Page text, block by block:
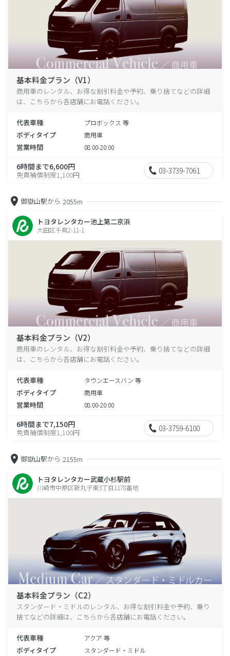
基本料金プラン（V1）
商用車のレンタル、お得な割引料金や予約、乗り捨てなどの詳細
は、こちらから各店舗にお電話ください。
代表車種 プロボックス 等
ボディタイプ 商用車
営業時間 08:00-20:00
6時間まで6,600円
免責補償制度1,100円 03-3739-7061
御嶽山駅から 2055m
トヨタレンタカー池上第二京浜
大田区千鳥2-11-1
基本料金プラン（V2）
商用車のレンタル、お得な割引料金や予約、乗り捨てなどの詳細
は、こちらから各店舗にお電話ください。
代表車種 タウンエースバン 等
ボディタイプ 商用車
営業時間 08:00-20:00
6時間まで7,150円
免責補償制度1,100円 03-3759-6100
御嶽山駅から 2155m
トヨタレンタカー武蔵小杉駅前
川崎市中原区新丸子東3丁目1178番地
基本料金プラン（C2）
スタンダード・ミドルのレンタル、お得な割引料金や予約、乗り
捨てなどの詳細は、こちらから各店舗にお電話ください。
代表車種 アクア 等
ボディタイプ スタンダード・ミドル